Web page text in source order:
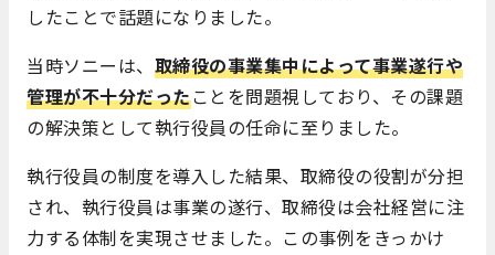
したことで話題になりました。
当時ソニーは、 取締役の事業集中によって事業遂行や
管理が不十分だったことを問題視しており、その課題
の解決策として執行役員の任命に至りました。
執行役員の制度を導入した結果、取締役の役割が分担
され、執行役員は事業の遂行、取締役は会社経営に注
力する体制を実現させました。この事例をきっかけ